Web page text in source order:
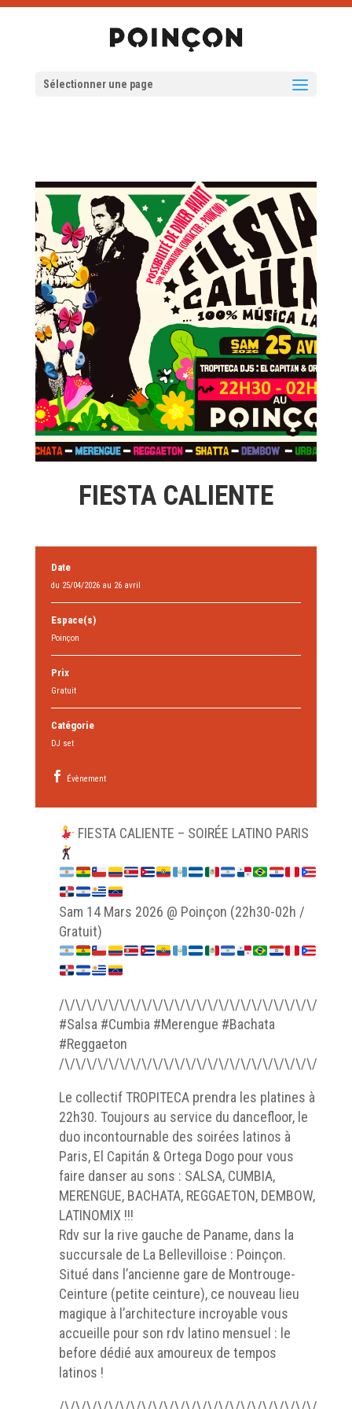
Sélectionner une page
FIESTA CALIENTE
Date
du 25/04/2026 au 26 avril
Espace(s)
Poinçon
Prix
Gratuit
Catégorie
DJ set
Évènement
FIESTA CALIENTE – SOIRÉE LATINO PARIS
Sam 14 Mars 2026 @ Poinçon (22h30-02h /
Gratuit)
/\/\/\/\/\/\/\/\/\/\/\/\/\/\/\/\/\/\/\/\/\/\/\/\/\/
#Salsa #Cumbia #Merengue #Bachata
#Reggaeton
/\/\/\/\/\/\/\/\/\/\/\/\/\/\/\/\/\/\/\/\/\/\/\/\/\/
Le collectif TROPITECA prendra les platines à
22h30. Toujours au service du dancefloor, le
duo incontournable des soirées latinos à
Paris, El Capitán & Ortega Dogo pour vous
faire danser au sons : SALSA, CUMBIA,
MERENGUE, BACHATA, REGGAETON, DEMBOW,
LATINOMIX !!!
Rdv sur la rive gauche de Paname, dans la
succursale de La Bellevilloise : Poinçon.
Situé dans l’ancienne gare de Montrouge-
Ceinture (petite ceinture), ce nouveau lieu
magique à l’architecture incroyable vous
accueille pour son rdv latino mensuel : le
before dédié aux amoureux de tempos
latinos !